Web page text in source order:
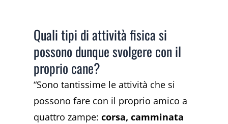
Quali tipi di attività fisica si
possono dunque svolgere con il
proprio cane?
“Sono tantissime le attività che si
possono fare con il proprio amico a
quattro zampe:corsa, camminata